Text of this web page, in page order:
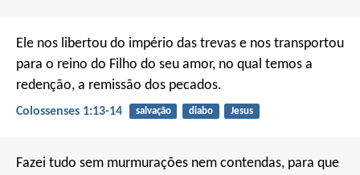
Ele nos libertou do império das trevas e nos transportou
para o reino do Filho do seu amor, no qual temos a
redenção, a remissão dos pecados.
Colossenses 1:13-14 salvação diabo Jesus
Fazei tudo sem murmurações nem contendas, para que